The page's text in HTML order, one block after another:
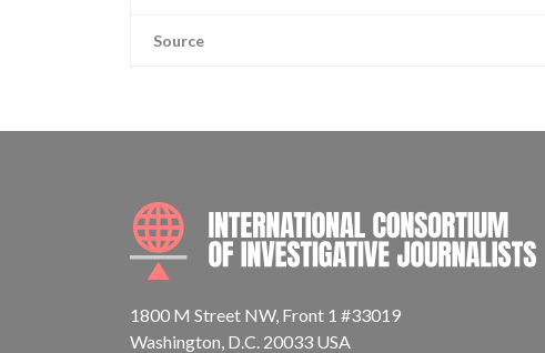
Source
1800 M Street NW, Front 1 #33019
Washington, D.C. 20033 USA